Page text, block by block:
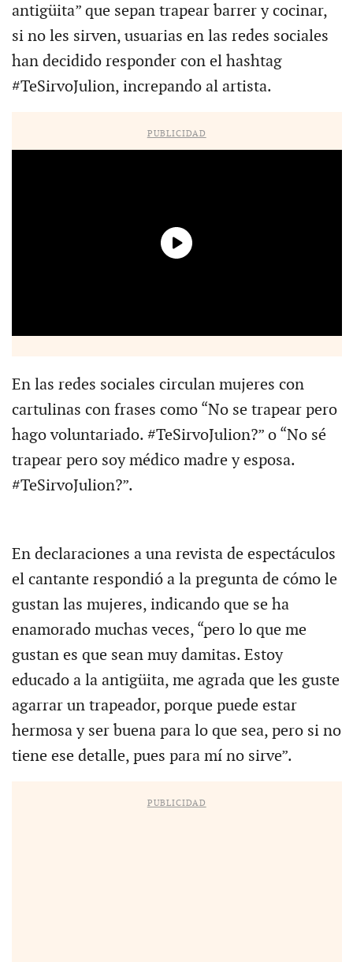
antigüita” que sepan trapear barrer y cocinar,
si no les sirven, usuarias en las redes sociales
han decidido responder con el hashtag
#TeSirvoJulion, increpando al artista.
PUBLICIDAD
En las redes sociales circulan mujeres con
cartulinas con frases como “No se trapear pero
hago voluntariado. #TeSirvoJulion?” o “No sé
trapear pero soy médico madre y esposa.
#TeSirvoJulion?”.
En declaraciones a una revista de espectáculos
el cantante respondió a la pregunta de cómo le
gustan las mujeres, indicando que se ha
enamorado muchas veces, “pero lo que me
gustan es que sean muy damitas. Estoy
educado a la antigüita, me agrada que les guste
agarrar un trapeador, porque puede estar
hermosa y ser buena para lo que sea, pero si no
tiene ese detalle, pues para mí no sirve”.
PUBLICIDAD